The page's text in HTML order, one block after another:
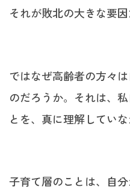
それが敗北の大きな要因
ではなぜ高齢者の方々
のだろうか。それは、
とを、真に理解してい
子育て層のことは、自